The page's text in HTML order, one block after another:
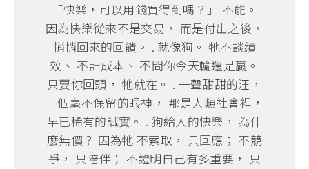
「快樂，可以用錢買得到嗎？」 不能。
因為快樂從來不是交易， 而是付出之後，
悄悄回來的回饋。 . 就像狗。 牠不談績
效、 不計成本、 不問你今天輸還是贏。
只要你回頭， 牠就在。 . 一聲甜甜的汪，
一個毫不保留的眼神， 那是人類社會裡，
早已稀有的誠實。 . 狗給人的快樂， 為什
麼無價？ 因為牠 不索取， 只回應； 不競
爭， 只陪伴； 不證明自己有多重要， 只